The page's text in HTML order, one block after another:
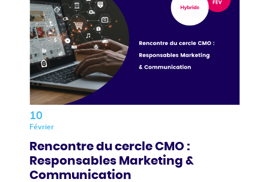
10
Février
Rencontre du cercle CMO :
Responsables Marketing &
Communication